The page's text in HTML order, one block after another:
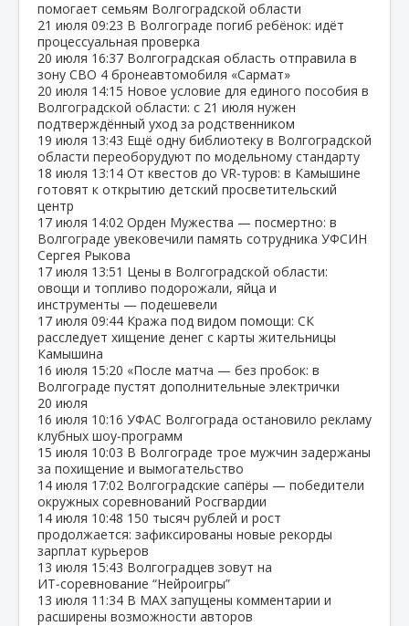
помогает семьям Волгоградской области
21 июля 09:23 В Волгограде погиб ребёнок: идёт
процессуальная проверка
20 июля 16:37 Волгоградская область отправила в
зону СВО 4 бронеавтомобиля «Сармат»
20 июля 14:15 Новое условие для единого пособия в
Волгоградской области: с 21 июля нужен
подтверждённый уход за родственником
19 июля 13:43 Ещё одну библиотеку в Волгоградской
области переоборудуют по модельному стандарту
18 июля 13:14 От квестов до VR‑туров: в Камышине
готовят к открытию детский просветительский
центр
17 июля 14:02 Орден Мужества — посмертно: в
Волгограде увековечили память сотрудника УФСИН
Сергея Рыкова
17 июля 13:51 Цены в Волгоградской области:
овощи и топливо подорожали, яйца и
инструменты — подешевели
17 июля 09:44 Кража под видом помощи: СК
расследует хищение денег с карты жительницы
Камышина
16 июля 15:20 «После матча — без пробок: в
Волгограде пустят дополнительные электрички
20 июля
16 июля 10:16 УФАС Волгограда остановило рекламу
клубных шоу‑программ
15 июля 10:03 В Волгограде трое мужчин задержаны
за похищение и вымогательство
14 июля 17:02 Волгоградские сапёры — победители
окружных соревнований Росгвардии
14 июля 10:48 150 тысяч рублей и рост
продолжается: зафиксированы новые рекорды
зарплат курьеров
13 июля 15:43 Волгоградцев зовут на
ИТ‑соревнование “Нейроигры”
13 июля 11:34 В МАХ запущены комментарии и
расширены возможности авторов